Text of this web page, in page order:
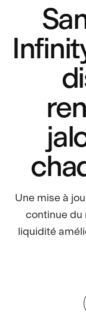
Une mise à
continue du
liquidité